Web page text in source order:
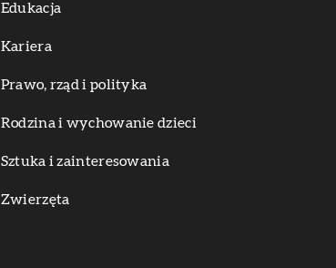
Edukacja
Kariera
Prawo, rząd i polityka
Rodzina i wychowanie dzieci
Sztuka i zainteresowania
Zwierzęta